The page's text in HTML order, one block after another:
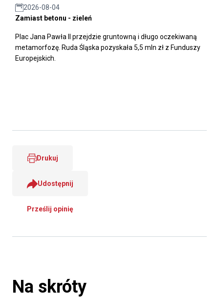
2026-08-04
Zamiast betonu - zieleń
Plac Jana Pawła II przejdzie gruntowną i długo oczekiwaną
metamorfozę. Ruda Śląska pozyskała 5,5 mln zł z Funduszy
Europejskich.
Drukuj
Udostępnij
Prześlij opinię
Na skróty